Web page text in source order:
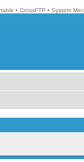
• CrossFTP • System